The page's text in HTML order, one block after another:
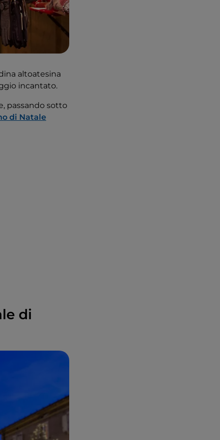
altoatesina
incantato.
passando sotto
di Natale
di